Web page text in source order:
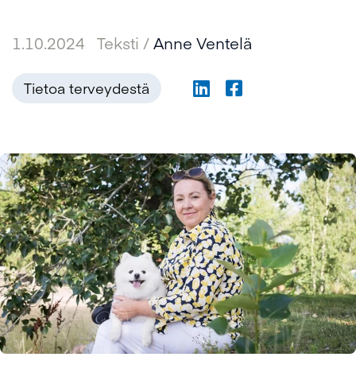
1.10.2024 Teksti /Anne Ventelä
Tietoa terveydestä